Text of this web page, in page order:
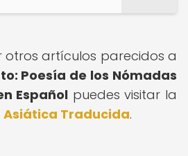
otros artículos parecidos a
Poesía de los Nómadas
Español puedes visitar la
Asiática Traducida.